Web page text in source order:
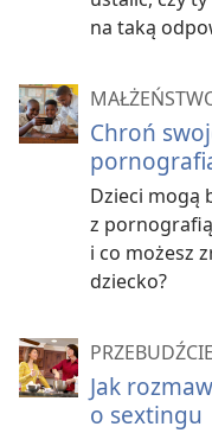
na taką
Chroń
Dzieci mogą
z
i co możesz
dziecko?
Jak
o sextingu